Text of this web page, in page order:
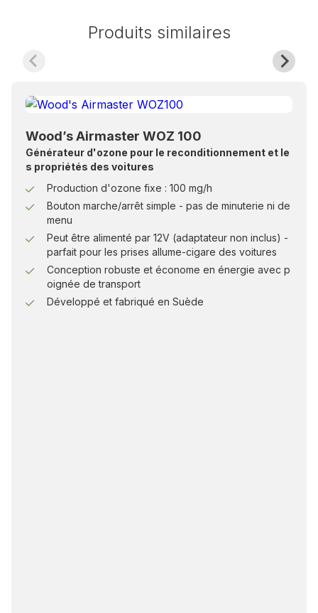
Produits similaires
Wood’s Airmaster WOZ 100
Générateur d'ozone pour le reconditionnement et le
s propriétés des voitures
Production d'ozone fixe : 100 mg/h
Bouton marche/arrêt simple - pas de minuterie ni de
menu
Peut être alimenté par 12V (adaptateur non inclus) -
parfait pour les prises allume-cigare des voitures
Conception robuste et économe en énergie avec p
oignée de transport
Développé et fabriqué en Suède